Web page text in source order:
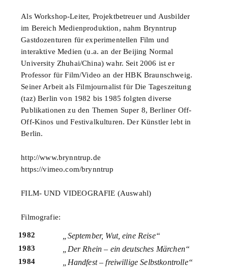
Als Workshop-Leiter, Projektbetreuer und Ausbilder
im Bereich Medienproduktion, nahm Brynntrup
Gastdozenturen für experimentellen Film und
interaktive Medien (u.a. an der Beijing Normal
University Zhuhai/China) wahr. Seit 2006 ist er
Professor für Film/Video an der HBK Braunschweig.
Seiner Arbeit als Filmjournalist für Die Tageszeitung
(taz) Berlin von 1982 bis 1985 folgten diverse
Publikationen zu den Themen Super 8, Berliner Off-
Off-Kinos und Festivalkulturen. Der Künstler lebt in
Berlin.
http://www.brynntrup.de
https://vimeo.com/brynntrup
FILM- UND VIDEOGRAFIE (Auswahl)
Filmografie:
1982 „September, Wut, eine Reise“
1983 „Der Rhein – ein deutsches Märchen“
1984 „Handfest – freiwillige Selbstkontrolle“